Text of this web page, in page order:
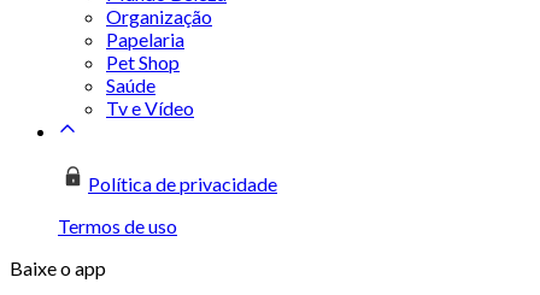
Organização
Papelaria
Pet Shop
Saúde
Tv e Vídeo
Política de privacidade
Termos de uso
Baixe o app